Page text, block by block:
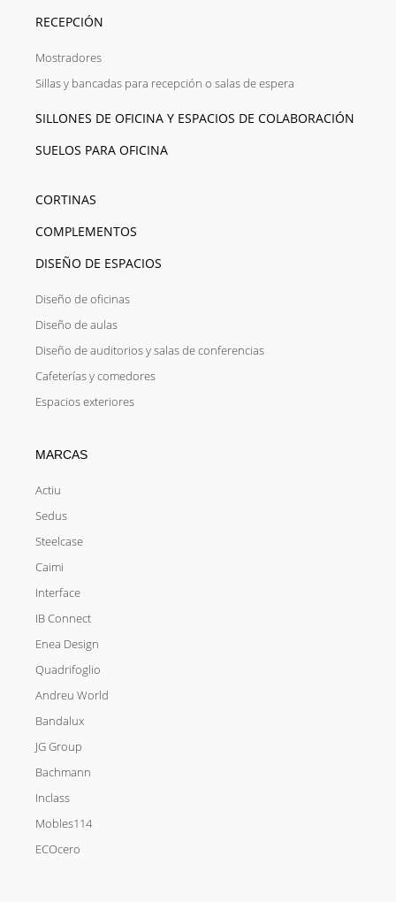
RECEPCIÓN
Mostradores
Sillas y bancadas para recepción o salas de espera
SILLONES DE OFICINA Y ESPACIOS DE COLABORACIÓN
SUELOS PARA OFICINA
CORTINAS
COMPLEMENTOS
DISEÑO DE ESPACIOS
Diseño de oficinas
Diseño de aulas
Diseño de auditorios y salas de conferencias
Cafeterías y comedores
Espacios exteriores
MARCAS
Actiu
Sedus
Steelcase
Caimi
Interface
IB Connect
Enea Design
Quadrifoglio
Andreu World
Bandalux
JG Group
Bachmann
Inclass
Mobles114
ECOcero